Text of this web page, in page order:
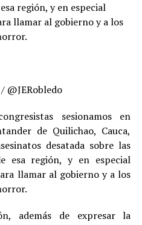
región, y en especial
llamar al gobierno y a los
@JERobledo
sesionamos en
de Quilichao, Cauca,
desatada sobre las
esa región, y en especial
llamar al gobierno y a los
además de expresar la